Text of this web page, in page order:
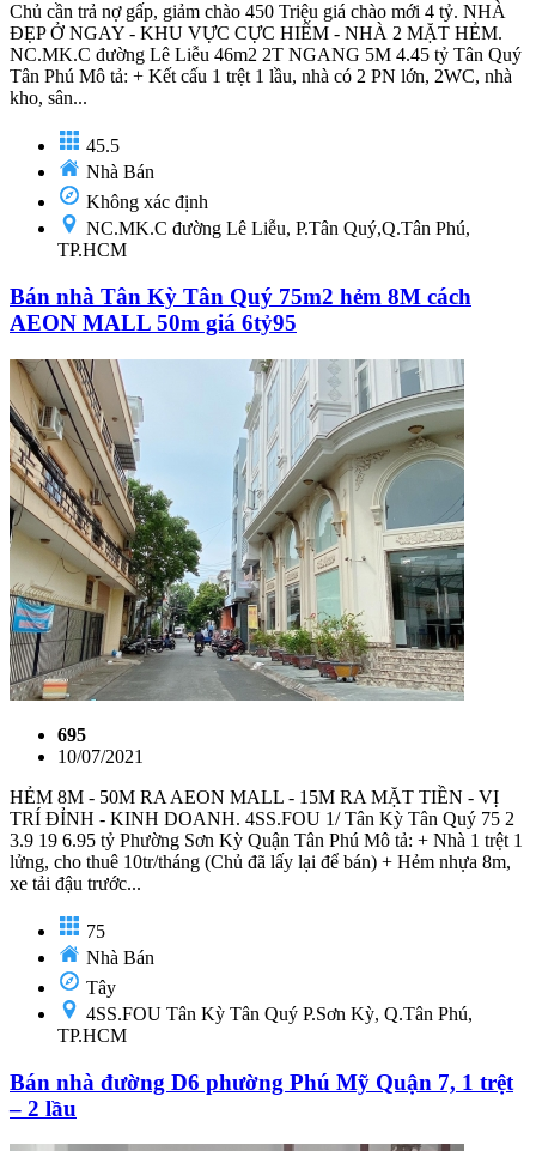
Chủ cần trả nợ gấp, giảm chào 450 Triệu giá chào mới 4 tỷ. NHÀ
ĐẸP Ở NGAY - KHU VỰC CỰC HIẾM - NHÀ 2 MẶT HẺM.
NC.MK.C đường Lê Liễu 46m2 2T NGANG 5M 4.45 tỷ Tân Quý
Tân Phú Mô tả: + Kết cấu 1 trệt 1 lầu, nhà có 2 PN lớn, 2WC, nhà
kho, sân...
45.5
Nhà Bán
Không xác định
NC.MK.C đường Lê Liễu, P.Tân Quý,Q.Tân Phú,
TP.HCM
Bán nhà Tân Kỳ Tân Quý 75m2 hẻm 8M cách
AEON MALL 50m giá 6tỷ95
695
10/07/2021
HẺM 8M - 50M RA AEON MALL - 15M RA MẶT TIỀN - VỊ
TRÍ ĐỈNH - KINH DOANH. 4SS.FOU 1/ Tân Kỳ Tân Quý 75 2
3.9 19 6.95 tỷ Phường Sơn Kỳ Quận Tân Phú Mô tả: + Nhà 1 trệt 1
lửng, cho thuê 10tr/tháng (Chủ đã lấy lại để bán) + Hẻm nhựa 8m,
xe tải đậu trước...
75
Nhà Bán
Tây
4SS.FOU Tân Kỳ Tân Quý P.Sơn Kỳ, Q.Tân Phú,
TP.HCM
Bán nhà đường D6 phường Phú Mỹ Quận 7, 1 trệt
– 2 lầu